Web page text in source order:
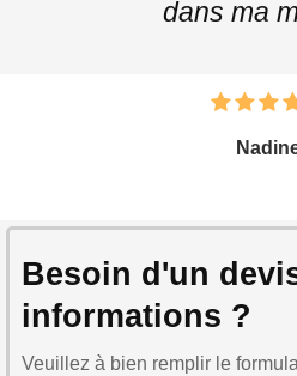
dans ma
Besoin d'un
informations ?
Veuillez à bien remplir le